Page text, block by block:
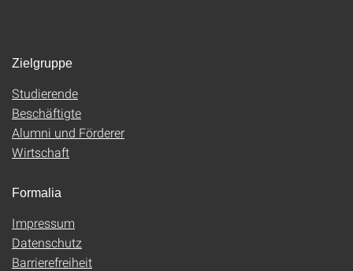
Zielgruppe
Studierende
Beschäftigte
Alumni und Förderer
Wirtschaft
Formalia
Impressum
Datenschutz
Barrierefreiheit